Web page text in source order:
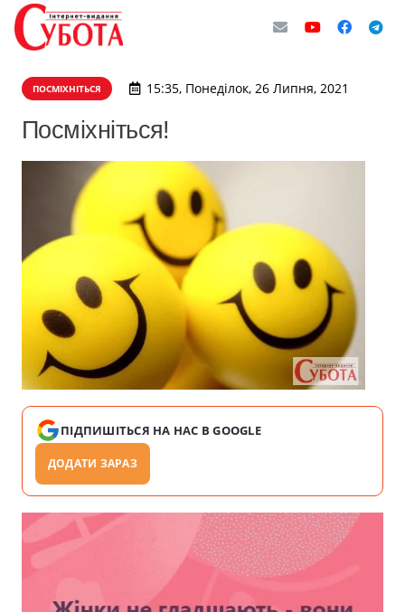
ПОСМІХНІТЬСЯ 15:35, Понеділок, 26 Липня, 2021
Посміхніться!
ПІДПИШІТЬСЯ НА НАС В GOOGLE
ДОДАТИ ЗАРАЗ